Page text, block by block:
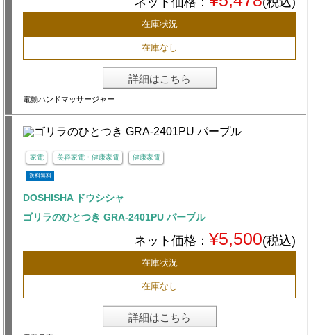
在庫状況
在庫なし
詳細はこちら
電動ハンドマッサージャー
家電 美容家電・健康家電 健康家電
送料無料
DOSHISHA ドウシシャ
ゴリラのひとつき GRA-2401PU パープル
ネット価格： ¥5,500(税込)
在庫状況
在庫なし
詳細はこちら